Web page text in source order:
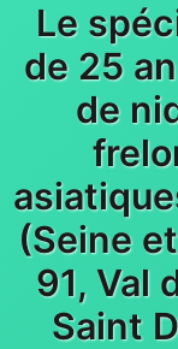
Le
de 25
de
(Seine
91, Val
Saint